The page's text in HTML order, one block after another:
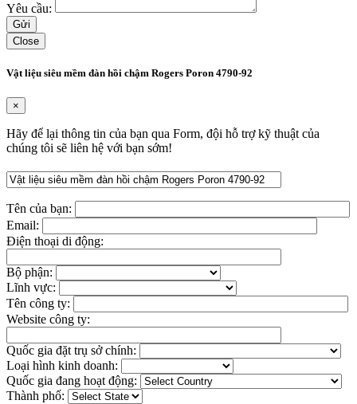
Yêu cầu:
Close
Vật liệu siêu mềm đàn hồi chậm Rogers Poron 4790-92
×
Hãy để lại thông tin của bạn qua Form, đội hỗ trợ kỹ thuật của
chúng tôi sẽ liên hệ với bạn sớm!
Tên của bạn:
Email:
Điện thoại di động:
Bộ phận:
Lĩnh vực:
Tên công ty:
Website công ty:
Quốc gia đặt trụ sở chính:
Loại hình kinh doanh:
Quốc gia đang hoạt động:
Thành phố: